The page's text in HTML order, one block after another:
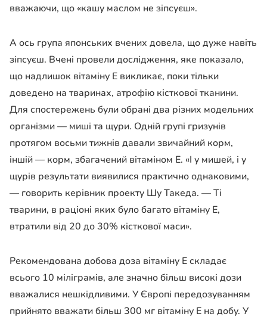
вважаючи, що «кашу маслом не зіпсуєш».
А ось група японських вчених довела, що дуже навіть
зіпсуєш. Вчені провели дослідження, яке показало,
що надлишок вітаміну Е викликає, поки тільки
доведено на тваринах, атрофію кісткової тканини.
Для спостережень були обрані два різних модельних
організми — миші та щури. Одній групі гризунів
протягом восьми тижнів давали звичайний корм,
іншій — корм, збагачений вітаміном Е. «І у мишей, і у
щурів результати виявилися практично однаковими,
— говорить керівник проекту Шу Такеда. — Ті
тварини, в раціоні яких було багато вітаміну Е,
втратили від 20 до 30% кісткової маси».
Рекомендована добова доза вітаміну Е складає
всього 10 міліграмів, але значно більш високі дози
вважалися нешкідливими. У Європі передозуванням
прийнято вважати більш 300 мг вітаміну Е на добу. У